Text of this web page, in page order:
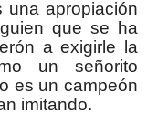
una apropiación
que se ha
a exigirle la
un señorito
es un campeón
imitando.